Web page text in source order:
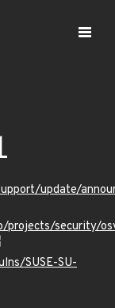
update/
projects/security/
SUSE-SU-